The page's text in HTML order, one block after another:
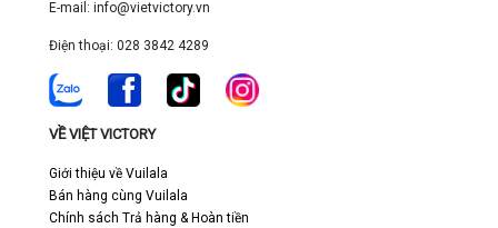
E-mail: info@vietvictory.vn
Điện thoại: 028 3842 4289
VỀ VIỆT VICTORY
Giới thiệu về Vuilala
Bán hàng cùng Vuilala
Chính sách Trả hàng & Hoàn tiền